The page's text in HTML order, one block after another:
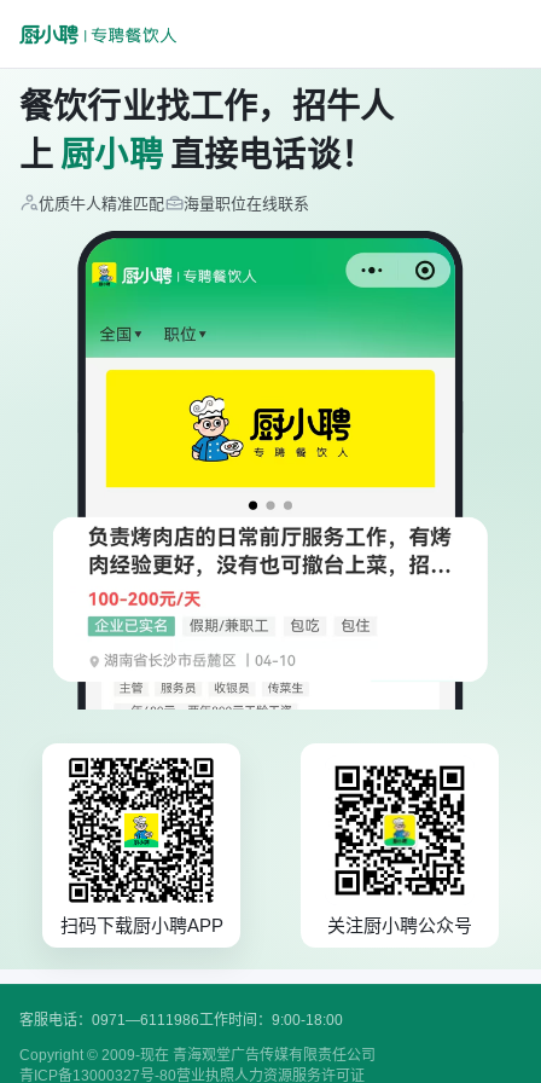
餐饮行业找工作，招牛人
上 厨小聘 直接电话谈！
优质牛人精准匹配 海量职位在线联系
扫码下载厨小聘APP 关注厨小聘公众号
客服电话：0971—6111986工作时间：9:00-18:00
Copyright © 2009-现在 青海观堂广告传媒有限责任公司
青ICP备13000327号-80营业执照人力资源服务许可证